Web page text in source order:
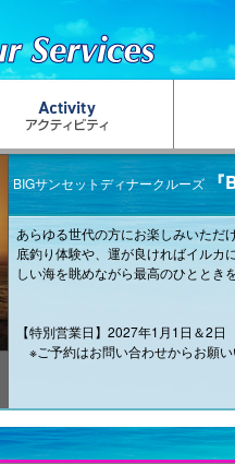
BIGサンセットディナークルーズ
あらゆる世代の方にお楽しみいただ
底釣り体験や、運が良ければイル
しい海を眺めながら最高のひととき
【特別営業日】2027年1月1日＆2日
※ご予約はお問い合わせからお願